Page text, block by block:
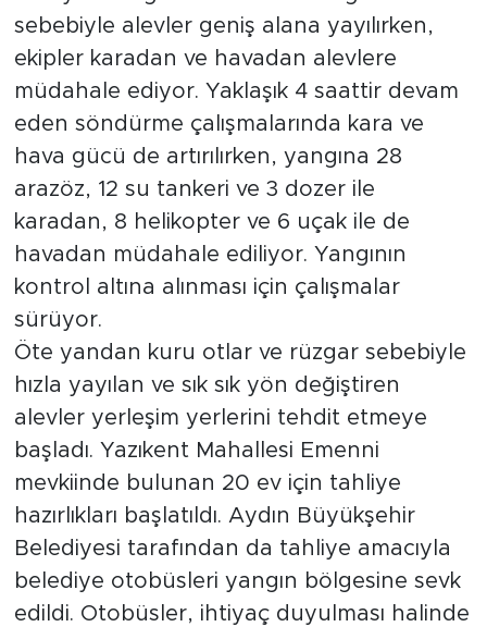
sebebiyle alevler geniş alana yayılırken,
ekipler karadan ve havadan alevlere
müdahale ediyor. Yaklaşık 4 saattir devam
eden söndürme çalışmalarında kara ve
hava gücü de artırılırken, yangına 28
arazöz, 12 su tankeri ve 3 dozer ile
karadan, 8 helikopter ve 6 uçak ile de
havadan müdahale ediliyor. Yangının
kontrol altına alınması için çalışmalar
sürüyor.
Öte yandan kuru otlar ve rüzgar sebebiyle
hızla yayılan ve sık sık yön değiştiren
alevler yerleşim yerlerini tehdit etmeye
başladı. Yazıkent Mahallesi Emenni
mevkiinde bulunan 20 ev için tahliye
hazırlıkları başlatıldı. Aydın Büyükşehir
Belediyesi tarafından da tahliye amacıyla
belediye otobüsleri yangın bölgesine sevk
edildi. Otobüsler, ihtiyaç duyulması halinde